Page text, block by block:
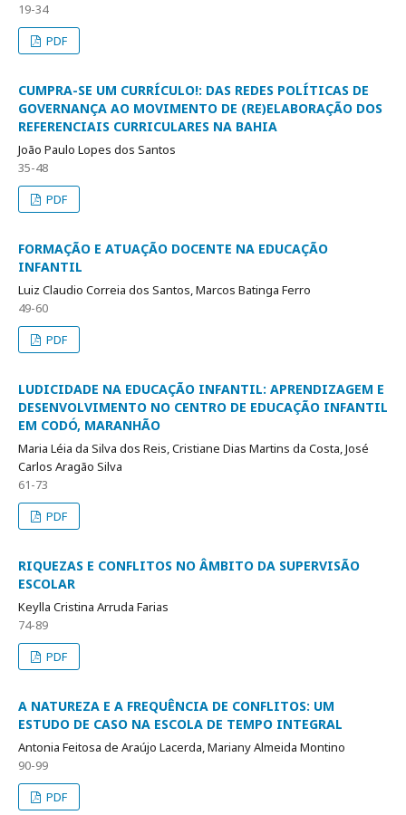
19-34
PDF
CUMPRA-SE UM CURRÍCULO!: DAS REDES POLÍTICAS DE
GOVERNANÇA AO MOVIMENTO DE (RE)ELABORAÇÃO DOS
REFERENCIAIS CURRICULARES NA BAHIA
João Paulo Lopes dos Santos
35-48
PDF
FORMAÇÃO E ATUAÇÃO DOCENTE NA EDUCAÇÃO
INFANTIL
Luiz Claudio Correia dos Santos, Marcos Batinga Ferro
49-60
PDF
LUDICIDADE NA EDUCAÇÃO INFANTIL: APRENDIZAGEM E
DESENVOLVIMENTO NO CENTRO DE EDUCAÇÃO INFANTIL
EM CODÓ, MARANHÃO
Maria Léia da Silva dos Reis, Cristiane Dias Martins da Costa, José
Carlos Aragão Silva
61-73
PDF
RIQUEZAS E CONFLITOS NO ÂMBITO DA SUPERVISÃO
ESCOLAR
Keylla Cristina Arruda Farias
74-89
PDF
A NATUREZA E A FREQUÊNCIA DE CONFLITOS: UM
ESTUDO DE CASO NA ESCOLA DE TEMPO INTEGRAL
Antonia Feitosa de Araújo Lacerda, Mariany Almeida Montino
90-99
PDF